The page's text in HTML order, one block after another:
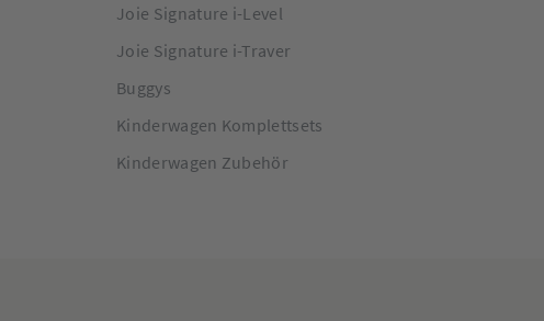
Joie Signature i-Level
Joie Signature i-Traver
Buggys
Kinderwagen Komplettsets
Kinderwagen Zubehör